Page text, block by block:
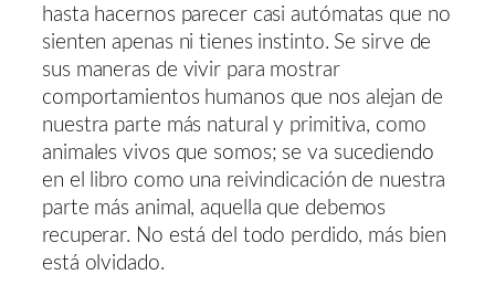
hasta hacernos parecer casi autómatas que no
sienten apenas ni tienes instinto. Se sirve de
sus maneras de vivir para mostrar
comportamientos humanos que nos alejan de
nuestra parte más natural y primitiva, como
animales vivos que somos; se va sucediendo
en el libro como una reivindicación de nuestra
parte más animal, aquella que debemos
recuperar. No está del todo perdido, más bien
está olvidado.